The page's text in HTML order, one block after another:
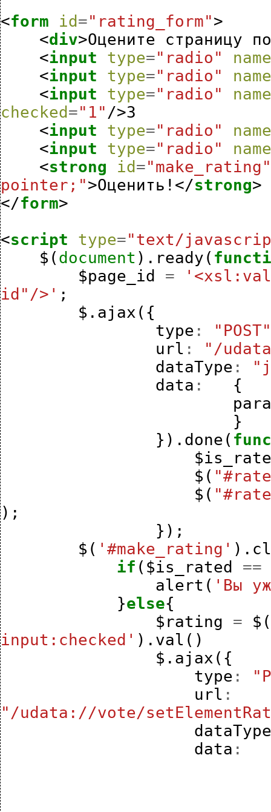
<form id ="rating_form">
<div>Оцените страницу
<input type="radio"
<input type="radio"
<input type="radio"
checked ="1" />3
<input type="radio"
<input type="radio"
<strong id =
pointer;">Оценить! </strong>
</form>
<script type="text/
$ ( document ). ready (
$page_id
=
id"/>' ;
$ . ajax ({
type :
url :
"/
dataType :
data :
{
}
}). done (
$ (
$ (
);
});
$ ( '#make_rating' ).
if ( $is_rated
==
alert ( 'Вы
}else{
$rating
= $
input:checked' ). val ()
$ . ajax ({
type :
url :
"/udata://vote/
data :